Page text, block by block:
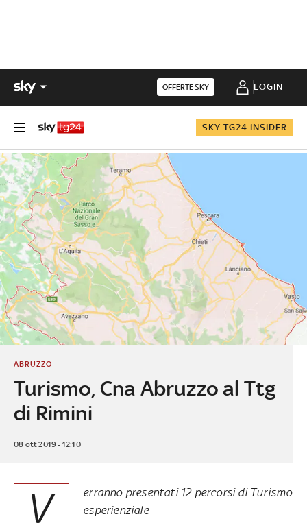
OFFERTE SKY LOGIN
SKY TG24 INSIDER
Turismo, Cna Abruzzo al Ttg
di Rimini
ABRUZZO
08 ott 2019 - 12:10
V
erranno presentati 12 percorsi di Turismo
esperienziale